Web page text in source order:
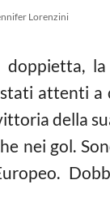
Lorenzini
attenti a
della
nei gol.